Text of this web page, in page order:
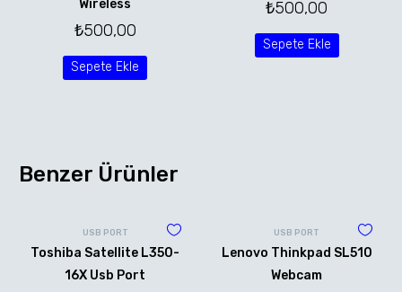
Wireless
₺500,00
Sepete Ekle
₺500,00
Sepete Ekle
Benzer Ürünler
USB PORT
Toshiba Satellite L350-
16X Usb Port
USB PORT
Lenovo Thinkpad SL510
Webcam